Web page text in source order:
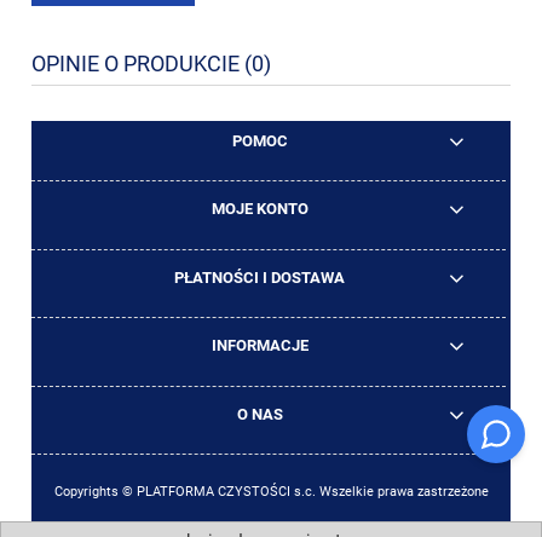
OPINIE O PRODUKCIE (0)
POMOC
MOJE KONTO
PŁATNOŚCI I DOSTAWA
INFORMACJE
O NAS
Copyrights © PLATFORMA CZYSTOŚCI s.c. Wszelkie prawa zastrzeżone